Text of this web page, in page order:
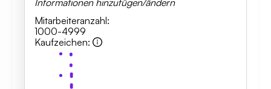
Informationen hinzufügen/ändern
Mitarbeiteranzahl:
1000-4999
Kaufzeichen: